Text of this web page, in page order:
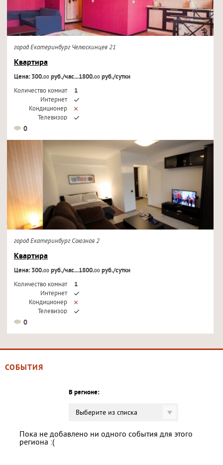
город Екатеринбург Челюскинцев 21
Квартира
Цена: 300.00руб./час...1800.00руб./сутки
Количество комнат
1
Интернет
Кондиционер
Телевизор
0
город Екатеринбург Союзная 2
Квартира
Цена: 300.00руб./час...1800.00руб./сутки
Количество комнат
1
Интернет
Кондиционер
Телевизор
0
СОБЫТИЯ
В регионе:
Выберите из списка
Пока не добавлено ни одного события для этого
региона :(